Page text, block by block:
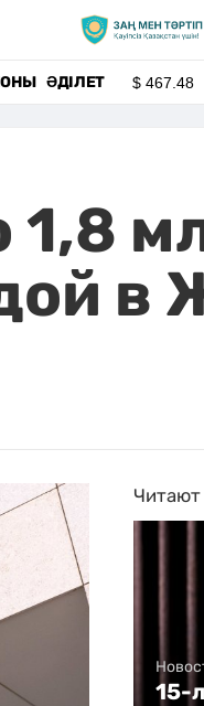
ӘДІЛЕТ $467.48
в
Читают
15-